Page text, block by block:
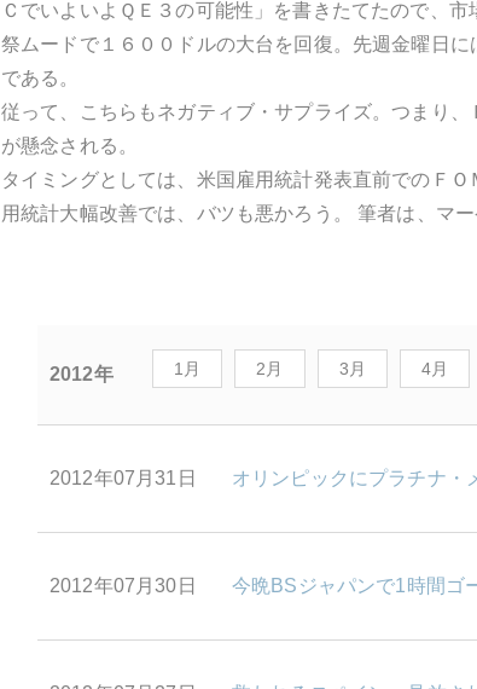
ＣでいよいよＱＥ３の可能性」を書きたてたので、
祭ムードで１６００ドルの大台を回復。先週金曜日
である。
従って、こちらもネガティブ・サプライズ。つまり
が懸念される。
タイミングとしては、米国雇用統計発表直前でのＦ
用統計大幅改善では、バツも悪かろう。 筆者は、マ
2012年 1月 2月 3月 4月
2012年07月31日 オリンピックにプラチナ・
2012年07月30日 今晩BSジャパンで1時間ゴ